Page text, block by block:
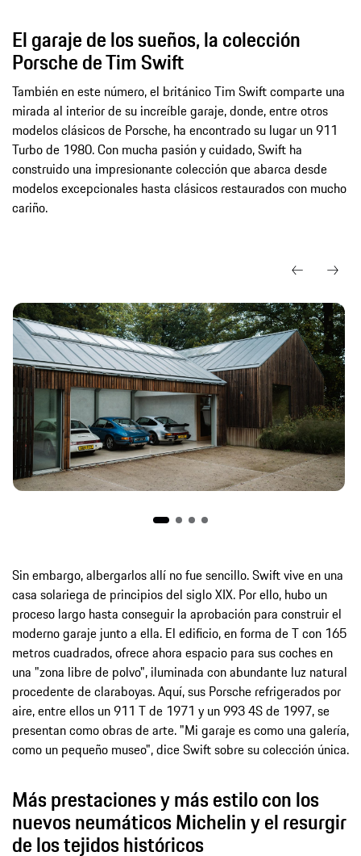
El garaje de los sueños, la colección
Porsche de Tim Swift
También en este número, el británico Tim Swift comparte una
mirada al interior de su increíble garaje, donde, entre otros
modelos clásicos de Porsche, ha encontrado su lugar un 911
Turbo de 1980. Con mucha pasión y cuidado, Swift ha
construido una impresionante colección que abarca desde
modelos excepcionales hasta clásicos restaurados con mucho
cariño.
Sin embargo, albergarlos allí no fue sencillo. Swift vive en una
casa solariega de principios del siglo XIX. Por ello, hubo un
proceso largo hasta conseguir la aprobación para construir el
moderno garaje junto a ella. El edificio, en forma de T con 165
metros cuadrados, ofrece ahora espacio para sus coches en
una "zona libre de polvo", iluminada con abundante luz natural
procedente de claraboyas. Aquí, sus Porsche refrigerados por
aire, entre ellos un 911 T de 1971 y un 993 4S de 1997, se
presentan como obras de arte. "Mi garaje es como una galería,
como un pequeño museo", dice Swift sobre su colección única.
Más prestaciones y más estilo con los
nuevos neumáticos Michelin y el resurgir
de los tejidos históricos